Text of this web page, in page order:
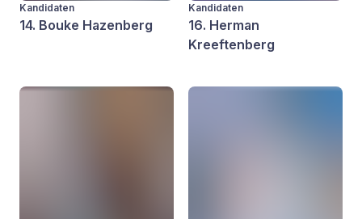
Kandidaten
14. Bouke Hazenberg
Kandidaten
16. Herman
Kreeftenberg